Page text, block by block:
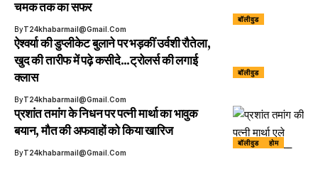
बॉलीवुड
चमक तक का सफर
ByT24khabarmail@gmail.com
बॉलीवुड
ऐश्वर्या की डुप्लीकेट बुलाने पर भड़कीं उर्वशी रौतेला,
खुद की तारीफ में पढ़े कसीदे…ट्रोलर्स की लगाई
क्लास
ByT24khabarmail@gmail.com
बॉलीवुड होम
प्रशांत तमांग के निधन पर पत्नी मार्था का भावुक
बयान, मौत की अफवाहों को किया खारिज
ByT24khabarmail@gmail.com